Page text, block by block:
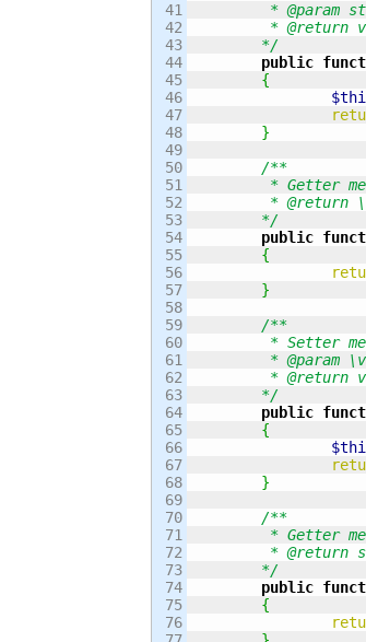
41
42
43
44
45
46
47
48
49
50
51
52
53
54
55
56
57
58
59
60
61
62
63
64
65
66
67
68
69
70
71
72
73
74
75
76
	*/
public
{
}
/**
	*/
public
{
}
/**
	*/
public
{
}
/**
	*/
public
{